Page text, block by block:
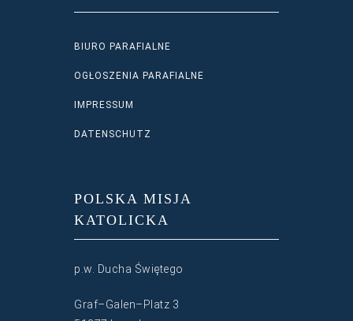
BIURO PARAFIALNE
OGŁOSZENIA PARAFIALNE
IMPRESSUM
DATENSCHUTZ
POLSKA MISJA
KATOLICKA
p.w. Ducha Świętego
Graf–Galen–Platz 3